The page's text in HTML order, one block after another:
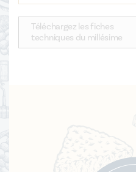
Téléchargez les fiches
techniques du millésime